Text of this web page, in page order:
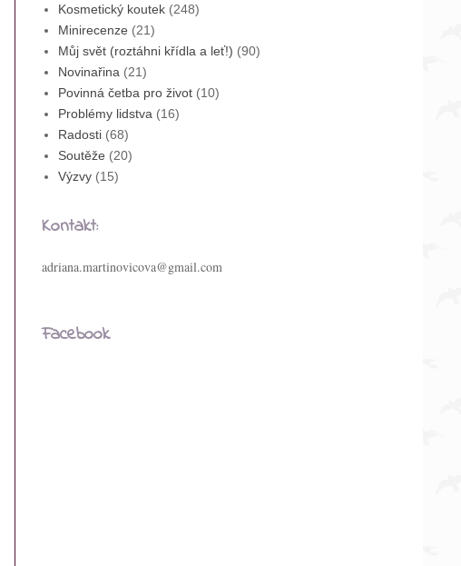
Kosmetický koutek (248)
Minirecenze (21)
Můj svět (roztáhni křídla a leť!) (90)
Novinařina (21)
Povinná četba pro život (10)
Problémy lidstva (16)
Radosti (68)
Soutěže (20)
Výzvy (15)
Kontakt:
adriana.martinovicova@gmail.com
Facebook